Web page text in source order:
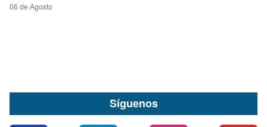
06 de Agosto
Síguenos